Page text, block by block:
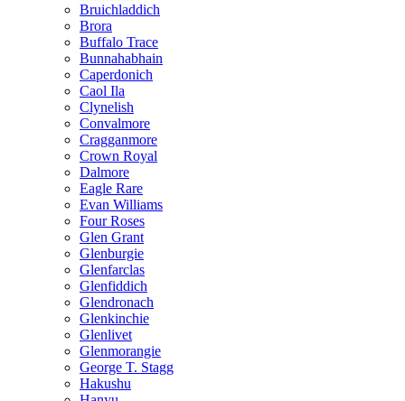
Bruichladdich
Brora
Buffalo Trace
Bunnahabhain
Caperdonich
Caol Ila
Clynelish
Convalmore
Cragganmore
Crown Royal
Dalmore
Eagle Rare
Evan Williams
Four Roses
Glen Grant
Glenburgie
Glenfarclas
Glenfiddich
Glendronach
Glenkinchie
Glenlivet
Glenmorangie
George T. Stagg
Hakushu